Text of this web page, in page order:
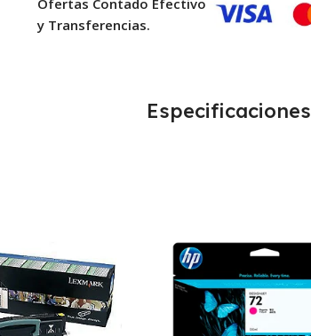
y Transferencias.
Especificaciones